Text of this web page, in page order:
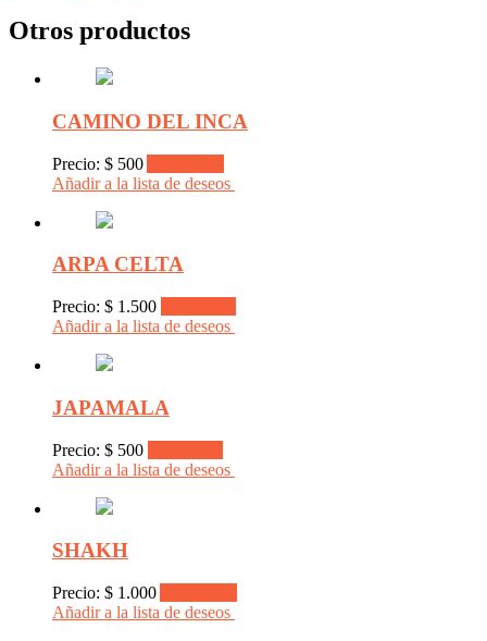
Otros productos
CAMINO DEL INCA
Precio: $ 500
Añadir a la lista de deseos
ARPA CELTA
Precio: $ 1.500
Añadir a la lista de deseos
JAPAMALA
Precio: $ 500
Añadir a la lista de deseos
SHAKH
Precio: $ 1.000
Añadir a la lista de deseos